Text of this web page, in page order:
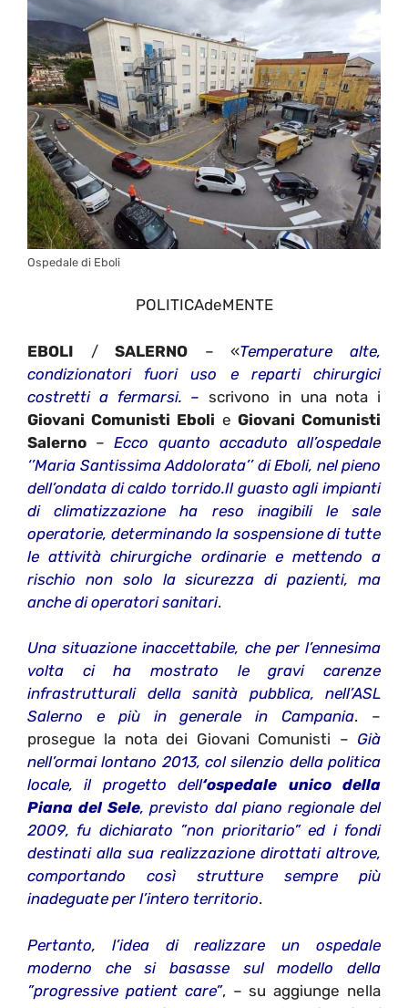
Ospedale di Eboli
POLITICAdeMENTE
EBOLI /SALERNO – «Temperature alte,
condizionatori fuori uso e reparti chirurgici
costretti a fermarsi. – scrivono in una nota i
Giovani Comunisti Eboli e Giovani Comunisti
Salerno –Ecco quanto accaduto all’ospedale
‘’Maria Santissima Addolorata’’ di Eboli, nel pieno
dell’ondata di caldo torrido.Il guasto agli impianti
di climatizzazione ha reso inagibili le sale
operatorie, determinando la sospensione di tutte
le attività chirurgiche ordinarie e mettendo a
rischio non solo la sicurezza di pazienti, ma
anche di operatori sanitari.
Una situazione inaccettabile, che per l’ennesima
volta ci ha mostrato le gravi carenze
infrastrutturali della sanità pubblica, nell’ASL
Salerno e più in generale in Campania. –
prosegue la nota dei Giovani Comunisti – Già
nell’ormai lontano 2013, col silenzio della politica
locale, il progetto dell‘ospedale unico della
Piana del Sele, previsto dal piano regionale del
2009, fu dichiarato ”non prioritario” ed i fondi
destinati alla sua realizzazione dirottati altrove,
comportando così strutture sempre più
inadeguate per l’intero territorio.
Pertanto, l’idea di realizzare un ospedale
moderno che si basasse sul modello della
”progressive patient care”, – su aggiunge nella